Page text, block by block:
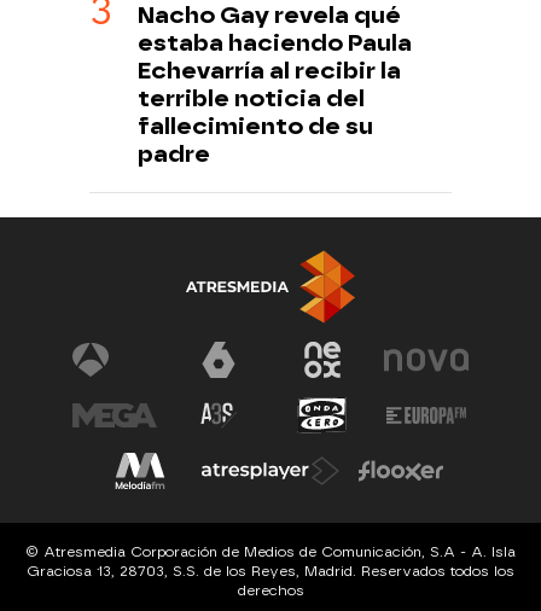
Nacho Gay revela qué
estaba haciendo Paula
Echevarría al recibir la
terrible noticia del
fallecimiento de su
padre
© Atresmedia Corporación de Medios de Comunicación, S.A - A. Isla
Graciosa 13, 28703, S.S. de los Reyes, Madrid. Reservados todos los
derechos